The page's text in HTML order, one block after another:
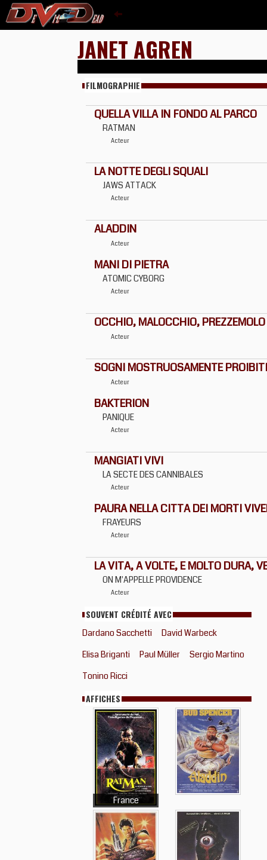
JANET AGREN
FILMOGRAPHIE
QUELLA VILLA IN FONDO AL PARCO
RATMAN
Acteur
LA NOTTE DEGLI SQUALI
JAWS ATTACK
Acteur
ALADDIN
Acteur
MANI DI PIETRA
ATOMIC CYBORG
Acteur
OCCHIO, MALOCCHIO,
Acteur
SOGNI MOSTRUOSAMENTE PROIBITI
Acteur
BAKTERION
PANIQUE
Acteur
MANGIATI VIVI
LA SECTE DES CANNIBALES
Acteur
PAURA NELLA CITTA DEI MORTI
FRAYEURS
Acteur
LA VITA, A VOLTE, E MOLTO DURA,
ON M'APPELLE PROVIDENCE
Acteur
SOUVENT CRÉDITÉ AVEC
Dardano Sacchetti
David Warbeck
Elisa Briganti
Paul Müller
Sergio Martino
Tonino Ricci
AFFICHES
France